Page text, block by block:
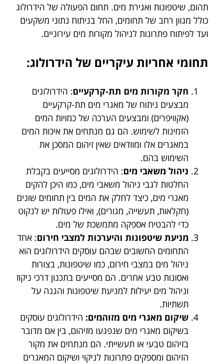
תהום, שיטפונות ואגירת מים. תחום הפעולה של הידרולוג
כולל מגוון רחב של תחומים, החל בניתוח נתוני משקעים
ועד לפיתוח פתרונות לניהול מקורות מים עירוניים.
תחומי אחריות עיקריים של הידרולוג:
חקר מקורות מים תת-קרקעיים: הידרולוגים
מבצעים ניתוח של מאגרי מים תת-קרקעיים
(אקוויפרים) ומבצעים הערכה של כמויות המים
הזמינות לשימוש. הם גם מנתחים את איכות המים
במאגרים אלו ומוודאים שאין זיהום המסכן את
השימוש בהם.
ניהול משאבי מים: הידרולוגים מסייעים בקבלת
החלטות לגבי ניהול משאבי מים, כמו היכן להקים
מאגרי מים, כיצד לחלק את המים בין תחומים שונים
(חקלאות, תעשייה, מגורים), ואילו פעולות יש לנקוט
כדי להבטיח אספקה מתמשכת של מים.
מניעת שיטפונות והיערכות למצבי חירום: אחד
התחומים החשובים שבהם עוסקים הידרולוגים הוא
ניהול מים במצבי חירום, כמו שיטפונות, בצורות
ואסונות טבע אחרים. הם מסייעים בתכנון דרכי ניקוז
וניהול מים יעילות למניעת שיטפונות והגנה על
תשתיות.
שיקום מאגרי מים מזוהמים: הידרולוגים עוסקים
בשיקום מאגרי מים שנפגעו מזיהום, בין אם מדובר
בזיהום טבעי או תעשייתי. הם מנתחים את מקור
הזיהום ומספקים פתרונות לניקוי ושיקום המאגרים